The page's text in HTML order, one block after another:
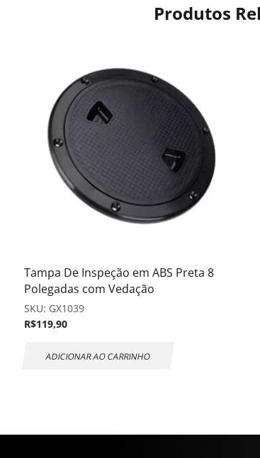
Produtos
Tampa De Inspeção em ABS Preta 8
Polegadas com Vedação
SKU: GX1039
R$119,90
ADICIONAR AO CARRINHO